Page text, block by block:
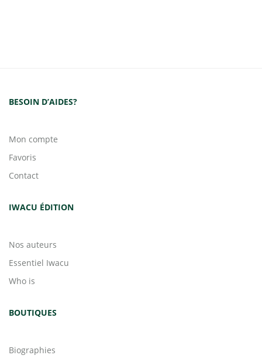
BESOIN D’AIDES?
Mon compte
Favoris
Contact
IWACU ÉDITION
Nos auteurs
Essentiel Iwacu
Who is
BOUTIQUES
Biographies